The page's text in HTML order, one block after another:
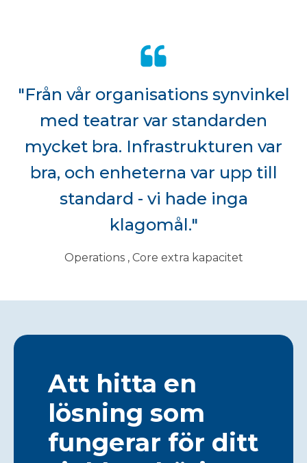
"Från vår organisations synvinkel
med teatrar var standarden
mycket bra. Infrastrukturen var
bra, och enheterna var upp till
standard - vi hade inga
klagomål."
Operations , Core extra kapacitet
Att hitta en
lösning som
fungerar för ditt